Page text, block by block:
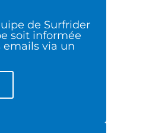
de Surfrider
soit informée
emails via un